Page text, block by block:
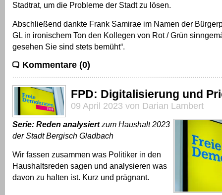
Stadtrat, um die Probleme der Stadt zu lösen.
Abschließend dankte Frank Samirae im Namen der
GL in ironischem Ton den Kollegen von Rot / Grün
gesehen Sie sind stets bemüht“.
Kommentare (0)
FPD: Digitalisierung und
09 April 2023 von Darian Lambert
Serie: Reden analysiertzum Haushalt 2023
der Stadt Bergisch Gladbach
Wir fassen zusammen was Politiker in den
Haushaltsreden sagen und analysieren was
davon zu halten ist. Kurz und prägnant.